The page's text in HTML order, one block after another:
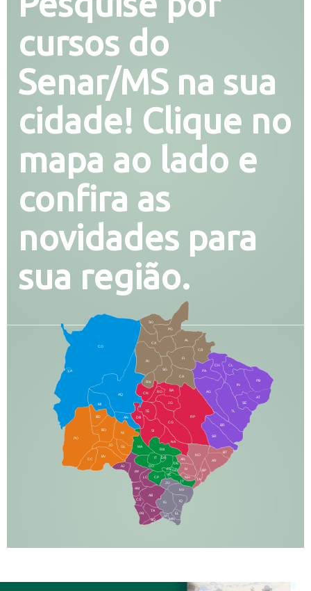
cursos do
Senar/MS na sua
cidade! Clique no
mapa ao lado e
confira as
novidades para
sua região.
CO
AQ
MI
AN
CX
RI
AL
CR
FI
SG
BA
CA
PA
CH CL
PB
SE
TL
AG
BR
SR
BT
AR
RP
RO
JG
CG
SI
NA
TA
NH
JT
RB
MA
IT
DR
DO
CP
JU
NV
IQ
EL
BD
BO
NI
JD
PO
BV
CC
PP
AJ
LC
AM
AB
JP
DB
TE
CS
PR
TA
SQ
IG
MN
IN
NO
BP
RN
CN
GL
AN
IV
FS
VC
GD
DE
AT
PG
SO
LA